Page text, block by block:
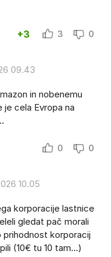
+3 3 0
09.43
in nobenemu
je cela Evropa na
0 0
10.05
korporacije lastnice
gledat pač morali
prihodnost korporacij
(10€ tu 10 tam...)